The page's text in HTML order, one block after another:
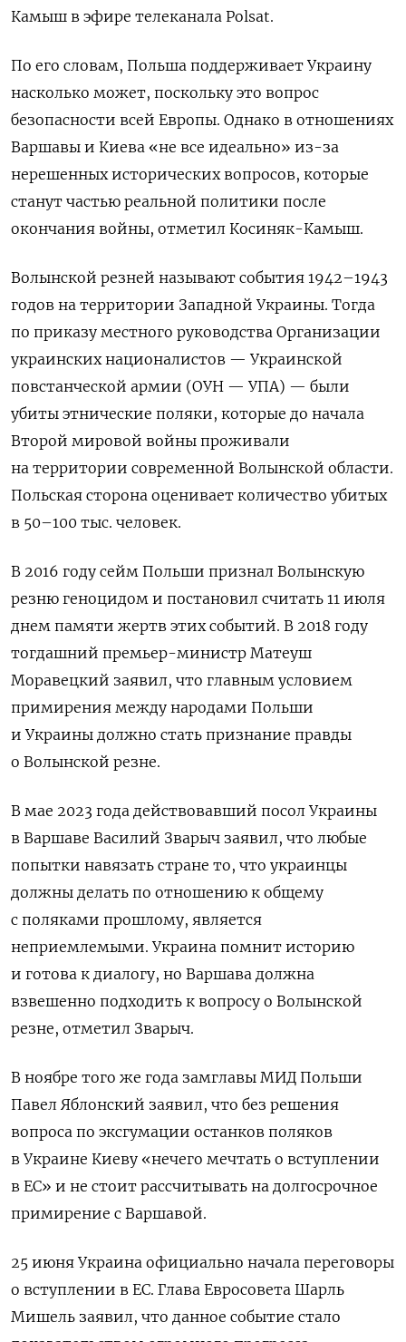
Камыш в эфире телеканала Polsat.
По его словам, Польша поддерживает Украину
насколько может, поскольку это вопрос
безопасности всей Европы. Однако в отношениях
Варшавы и Киева «не все идеально» из-за
нерешенных исторических вопросов, которые
станут частью реальной политики после
окончания войны, отметил Косиняк-Камыш.
Волынской резней называют события 1942–1943
годов на территории Западной Украины. Тогда
по приказу местного руководства Организации
украинских националистов — Украинской
повстанческой армии (ОУН — УПА) — были
убиты этнические поляки, которые до начала
Второй мировой войны проживали
на территории современной Волынской области.
Польская сторона оценивает количество убитых
в 50–100 тыс. человек.
В 2016 году сейм Польши признал Волынскую
резню геноцидом и постановил считать 11 июля
днем памяти жертв этих событий. В 2018 году
тогдашний премьер-министр Матеуш
Моравецкий заявил, что главным условием
примирения между народами Польши
и Украины должно стать признание правды
о Волынской резне.
В мае 2023 года действовавший посол Украины
в Варшаве Василий Зварыч заявил, что любые
попытки навязать стране то, что украинцы
должны делать по отношению к общему
с поляками прошлому, является
неприемлемыми. Украина помнит историю
и готова к диалогу, но Варшава должна
взвешенно подходить к вопросу о Волынской
резне, отметил Зварыч.
В ноябре того же года замглавы МИД Польши
Павел Яблонский заявил, что без решения
вопроса по эксгумации останков поляков
в Украине Киеву «нечего мечтать о вступлении
в ЕС» и не стоит рассчитывать на долгосрочное
примирение с Варшавой.
25 июня Украина официально начала переговоры
о вступлении в ЕС. Глава Евросовета Шарль
Мишель заявил, что данное событие стало